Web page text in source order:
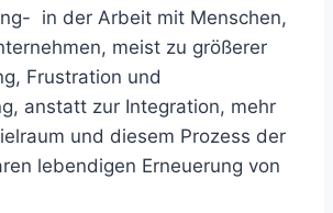
in der Arbeit mit Menschen,
meist zu größerer
Frustration und
anstatt zur Integration, mehr
und diesem Prozess der
lebendigen Erneuerung von